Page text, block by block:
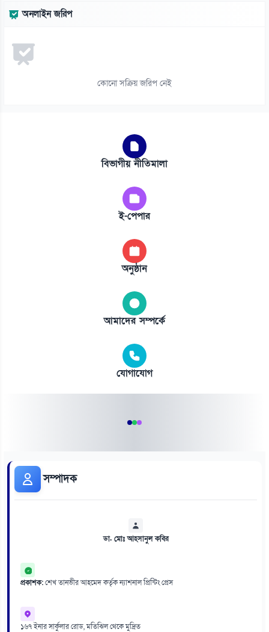
অনলাইন জরিপ
কোনো সক্রিয় জরিপ নেই
বিভাগীয় নীতিমালা
ই-পেপার
অনুষ্ঠান
আমাদের সম্পর্কে
যোগাযোগ
সম্পাদক
ডা. মোঃ আহসানুল কবির
প্রকাশক:শেখ তানভীর আহমেদ কর্তৃক ন্যাশনাল প্রিন্টিং প্রেস
১৬৭ ইনার সার্কুলার রোড, মতিঝিল থেকে মুদ্রিত